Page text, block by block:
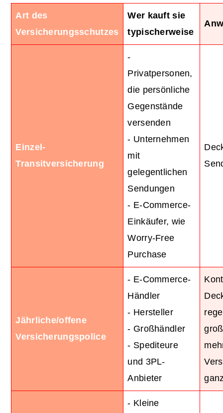
Art des
Versicherungsschutzes
Wer kauft sie
typischerweise
Einzel-
Transitversicherung
-
Privatpersonen,
die persönliche
Gegenstände
versenden
- Unternehmen
mit
gelegentlichen
Sendungen
- E-Commerce-
Einkäufer, wie
Worry-Free
Purchase
Jährliche/offene
Versicherungspolice
- E-Commerce-
Händler
- Hersteller
- Großhändler
- Spediteure
und 3PL-
Anbieter
- Kleine